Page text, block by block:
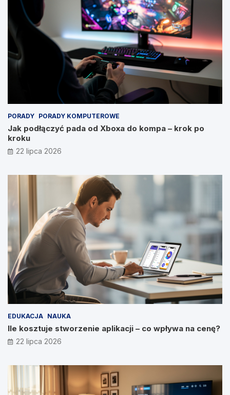
PORADY PORADY KOMPUTEROWE
Jak podłączyć pada od Xboxa do kompa – krok po
kroku
22 lipca 2026
EDUKACJA NAUKA
Ile kosztuje stworzenie aplikacji – co wpływa na cenę?
22 lipca 2026